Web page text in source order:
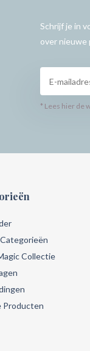
Schrijf je in
over nieuwe
* Lees hier de
Collectie
Producten